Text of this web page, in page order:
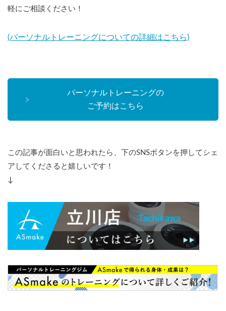
軽にご相談ください！
(パーソナルトレーニングについての詳細はこちら)
パーソナルトレーニングの
ご予約はこちら
この記事が面白いと思われたら、下のSNSボタンを押してシェ
アしてくださると嬉しいです！
↓